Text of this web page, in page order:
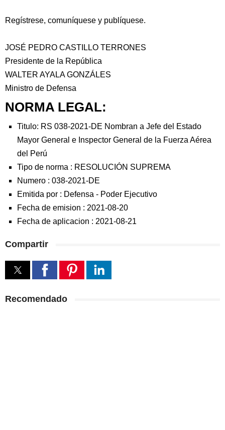
Regístrese, comuníquese y publíquese.
JOSÉ PEDRO CASTILLO TERRONES
Presidente de la República
WALTER AYALA GONZÁLES
Ministro de Defensa
NORMA LEGAL:
Titulo: RS 038-2021-DE Nombran a Jefe del Estado
Mayor General e Inspector General de la Fuerza Aérea
del Perú
Tipo de norma : RESOLUCIÓN SUPREMA
Numero : 038-2021-DE
Emitida por : Defensa - Poder Ejecutivo
Fecha de emision : 2021-08-20
Fecha de aplicacion : 2021-08-21
Compartir
Recomendado